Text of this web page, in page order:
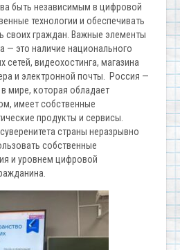
быть независимым в цифровой
технологии и обеспечивать
своих граждан. Важные элементы
— это наличие национального
сетей, видеохостинга, магазина
и электронной почты. Россия —
мире, которая обладает
имеет собственные
продукты и сервисы.
страны неразрывно
собственные
и уровнем цифровой